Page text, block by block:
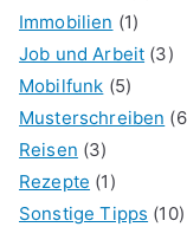
Immobilien (1)
Job und Arbeit (3)
Mobilfunk (5)
Musterschreiben
Reisen (3)
Rezepte (1)
Sonstige Tipps (10)